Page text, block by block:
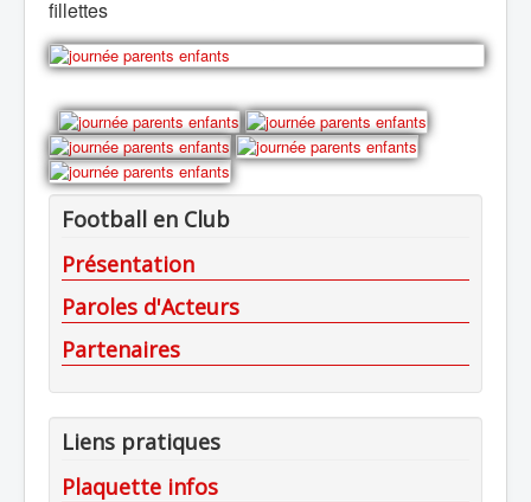
fillettes
Football en Club
Présentation
Paroles d'Acteurs
Partenaires
Liens pratiques
Plaquette infos